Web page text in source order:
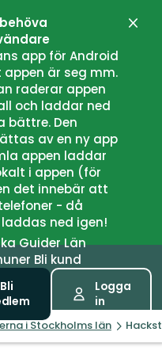
app för Android
är seg mm.
raderar appen
och laddar ned
bättre. Den
av en ny app
appen laddar
i appen (för
det innebär att
- då
ned igen!
GuiderLän
Bli kund
Bli
Logga
in
i Stockholms län